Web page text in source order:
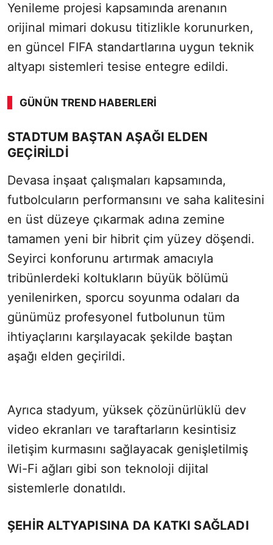
Yenileme projesi kapsamında arenanın
orijinal mimari dokusu titizlikle korunurken,
en güncel FIFA standartlarına uygun teknik
altyapı sistemleri tesise entegre edildi.
GÜNÜN TREND HABERLERI
STADTUM BAŞTAN AŞAĞI ELDEN
GEÇİRİLDİ
Devasa inşaat çalışmaları kapsamında,
futbolcuların performansını ve saha kalitesini
en üst düzeye çıkarmak adına zemine
tamamen yeni bir hibrit çim yüzey döşendi.
Seyirci konforunu artırmak amacıyla
tribünlerdeki koltukların büyük bölümü
yenilenirken, sporcu soyunma odaları da
günümüz profesyonel futbolunun tüm
ihtiyaçlarını karşılayacak şekilde baştan
aşağı elden geçirildi.
Ayrıca stadyum, yüksek çözünürlüklü dev
video ekranları ve taraftarların kesintisiz
iletişim kurmasını sağlayacak genişletilmiş
Wi-Fi ağları gibi son teknoloji dijital
sistemlerle donatıldı.
ŞEHİR ALTYAPISINA DA KATKI SAĞLADI